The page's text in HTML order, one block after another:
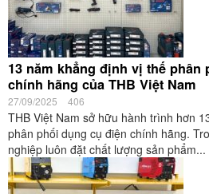
13 năm khẳng định vị thế phân
chính hãng của THB Việt Nam
27/09/2025 406
THB Việt Nam sở hữu hành trình hơn
phân phối dụng cụ điện chính hãng.
nghiệp luôn đặt chất lượng sản phẩm...